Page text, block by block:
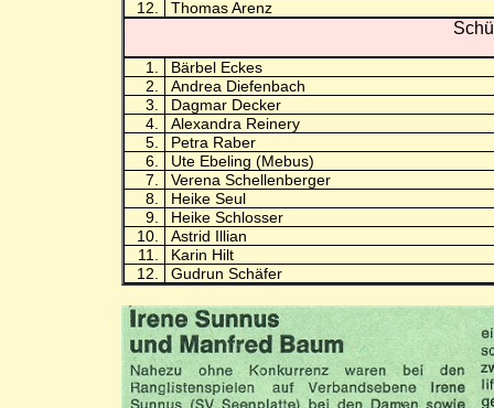
12.
Thomas Arenz
1.
Bärbel Eckes
2.
Andrea Diefenbach
3.
Dagmar Decker
4.
Alexandra Reinery
5.
Petra Raber
6.
Ute Ebeling (Mebus)
7.
Verena Schellenberger
8.
Heike Seul
9.
Heike Schlosser
10.
Astrid Illian
11.
Karin Hilt
12.
Gudrun Schäfer